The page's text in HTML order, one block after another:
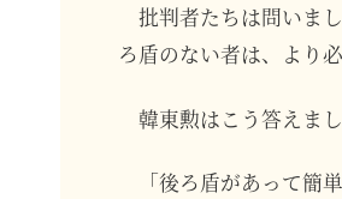
批判者たちは問いま
ろ盾のない者は、より
韓東勲はこう答えまし
「後ろ盾があって簡